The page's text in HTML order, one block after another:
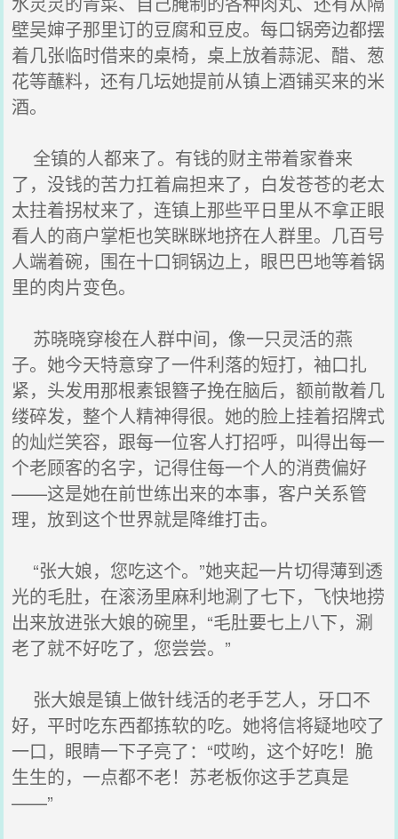
壁吴婶子那里订的豆腐和豆皮。每口锅旁边都摆
着几张临时借来的桌椅，桌上放着蒜泥、醋、葱
花等蘸料，还有几坛她提前从镇上酒铺买来的米
酒。
全镇的人都来了。有钱的财主带着家眷来
了，没钱的苦力扛着扁担来了，白发苍苍的老太
太拄着拐杖来了，连镇上那些平日里从不拿正眼
看人的商户掌柜也笑眯眯地挤在人群里。几百号
人端着碗，围在十口铜锅边上，眼巴巴地等着锅
里的肉片变色。
苏晓晓穿梭在人群中间，像一只灵活的燕
子。她今天特意穿了一件利落的短打，袖口扎
紧，头发用那根素银簪子挽在脑后，额前散着几
缕碎发，整个人精神得很。她的脸上挂着招牌式
的灿烂笑容，跟每一位客人打招呼，叫得出每一
个老顾客的名字，记得住每一个人的消费偏好
——这是她在前世练出来的本事，客户关系管
理，放到这个世界就是降维打击。
“张大娘，您吃这个。”她夹起一片切得薄到透
光的毛肚，在滚汤里麻利地涮了七下，飞快地捞
出来放进张大娘的碗里，“毛肚要七上八下，涮
老了就不好吃了，您尝尝。”
张大娘是镇上做针线活的老手艺人，牙口不
好，平时吃东西都拣软的吃。她将信将疑地咬了
一口，眼睛一下子亮了：“哎哟，这个好吃！脆
生生的，一点都不老！苏老板你这手艺真是
——”